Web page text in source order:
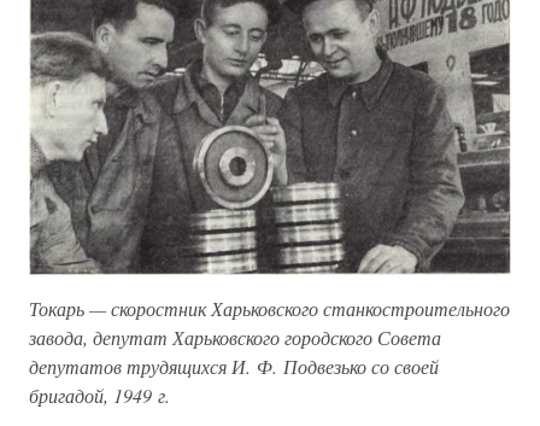
Токарь — скоростник Харьковского станкостроительного
завода, депутат Харьковского городского Совета
депутатов трудящихся И. Ф. Подвезько со своей
бригадой, 1949 г.